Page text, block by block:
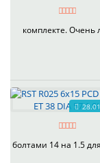
комплекте. Очень
болтами 14 на 1.5